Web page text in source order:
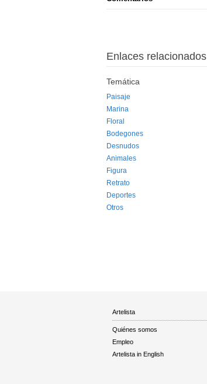
Enlaces relacionados
Temática
Paisaje
Marina
Floral
Bodegones
Desnudos
Animales
Figura
Retrato
Deportes
Otros
Artelista
Quiénes somos
Empleo
Artelista in English